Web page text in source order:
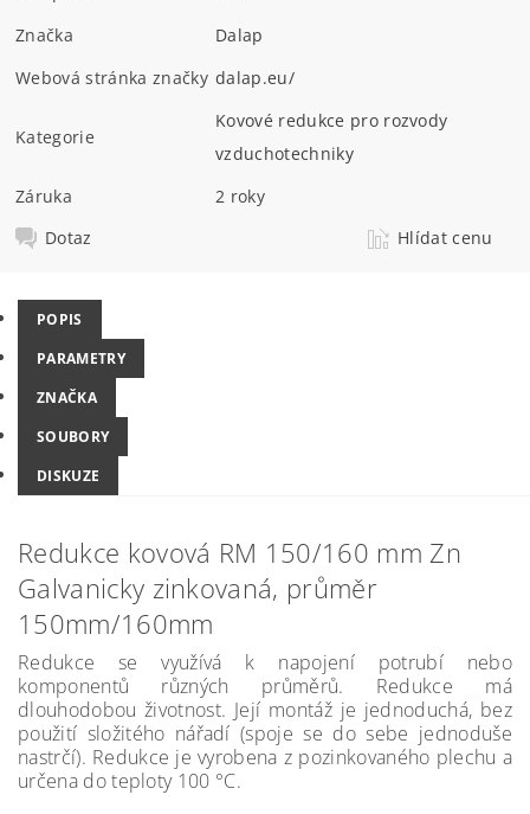
Značka
Dalap
Webová stránka značky dalap.eu/
Kategorie
Kovové redukce pro rozvody
vzduchotechniky
Záruka
2 roky
Dotaz
Hlídat cenu
POPIS
PARAMETRY
ZNAČKA
SOUBORY
DISKUZE
Redukce kovová RM 150/160 mm Zn
Galvanicky zinkovaná, průměr
150mm/160mm
Redukce se využívá k napojení potrubí nebo
komponentů různých průměrů. Redukce má
dlouhodobou životnost. Její montáž je jednoduchá, bez
použití složitého nářadí (spoje se do sebe jednoduše
nastrčí). Redukce je vyrobena z pozinkovaného plechu a
určena do teploty 100 °C.